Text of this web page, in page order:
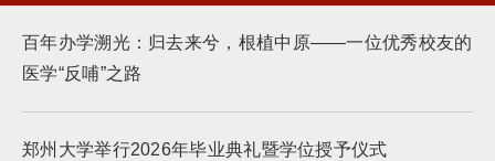
百年办学溯光：归去来兮，根植中原——一位优秀校友的
医学“反哺”之路
郑州大学举行2026年毕业典礼暨学位授予仪式